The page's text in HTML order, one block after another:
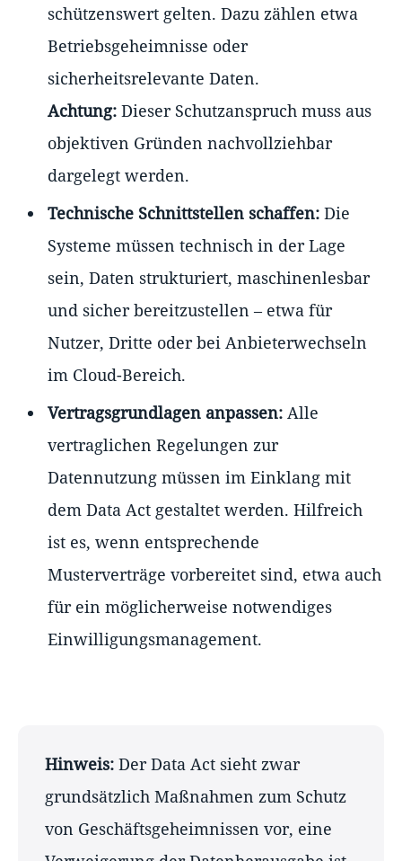
schützenswert gelten. Dazu zählen etwa
Betriebsgeheimnisse oder
sicherheitsrelevante Daten.
Achtung: Dieser Schutzanspruch muss aus
objektiven Gründen nachvollziehbar
dargelegt werden.
Technische Schnittstellen schaffen: Die
Systeme müssen technisch in der Lage
sein, Daten strukturiert, maschinenlesbar
und sicher bereitzustellen – etwa für
Nutzer, Dritte oder bei Anbieterwechseln
im Cloud-Bereich.
Vertragsgrundlagen anpassen: Alle
vertraglichen Regelungen zur
Datennutzung müssen im Einklang mit
dem Data Act gestaltet werden. Hilfreich
ist es, wenn entsprechende
Musterverträge vorbereitet sind, etwa auch
für ein möglicherweise notwendiges
Einwilligungsmanagement.
Hinweis: Der Data Act sieht zwar
grundsätzlich Maßnahmen zum Schutz
von Geschäftsgeheimnissen vor, eine